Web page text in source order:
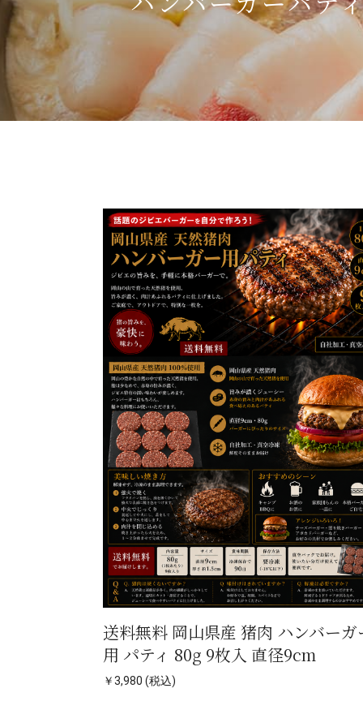
送料無料 岡山県産 猪肉 ハンバーガ
用 パティ 80g 9枚入 直径9cm
￥3,980 (税込)